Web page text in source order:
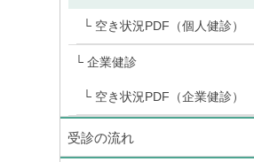
空き状況PDF（個人健診）
企業健診
空き状況PDF（企業健診）
受診の流れ